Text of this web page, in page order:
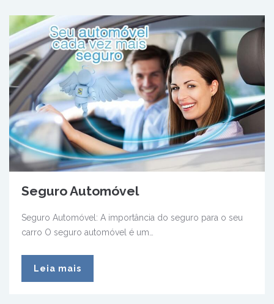
Seguro Automóvel
Seguro Automóvel: A importância do seguro para o seu
carro O seguro automóvel é um…
Leia mais